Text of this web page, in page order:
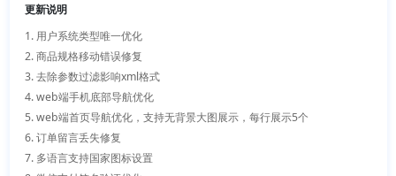
14.【优化】配送员插件支持用户物流查看，后台批量发货及配送
16.【优化】会员等级增强版支持钱包支付
17.【优化】问答支持评论、点赞
18.【优化】手机端全新UI、极致体验优化
19.【优化】首页轮播支持背景色自动切换
20.【优化】分配页面支持全部分配查看
21.【优化】门店服务订单管理及收银优化支持二级
更新说明
1. 用户系统类型唯一优化
2. 商品规格移动错误修复
3. 去除参数过滤影响xml格式
4. web端手机底部导航优化
5. web端首页导航优化，支持无背景大图展示，每行展示5个
6. 订单留言丢失修复
7. 多语言支持国家图标设置